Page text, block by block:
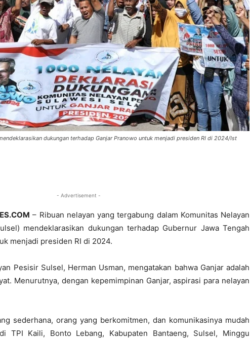
dukungan terhadap Ganjar Pranowo untuk menjadi presiden RI di 2024/Ist
- Advertisement -
– Ribuan nelayan yang tergabung dalam Komunitas Nelayan
mendeklarasikan dukungan terhadap Gubernur Jawa Tengah
menjadi presiden RI di 2024.
Pesisir Sulsel, Herman Usman, mengatakan bahwa Ganjar adalah
Menurutnya, dengan kepemimpinan Ganjar, aspirasi para nelayan
sederhana, orang yang berkomitmen, dan komunikasinya mudah
TPI Kaili, Bonto Lebang, Kabupaten Bantaeng, Sulsel, Minggu